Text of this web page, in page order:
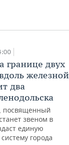
границе двух
железной
два
посвященный
звеном в
единую
города